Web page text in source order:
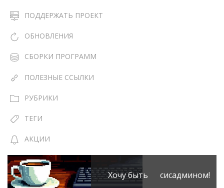
ПОДДЕРЖАТЬ ПРОЕКТ
ОБНОВЛЕНИЯ
СБОРКИ ПРОГРАММ
ПОЛЕЗНЫЕ ССЫЛКИ
РУБРИКИ
ТЕГИ
АКЦИИ
Хочу быть сисадмином!